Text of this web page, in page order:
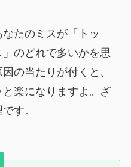
たのミスが「トッ
のどれで多いかを思
の当たりが付くと、
楽になりますよ。ざ
す。